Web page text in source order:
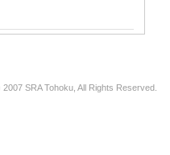
SRA Tohoku, All Rights Reserved.